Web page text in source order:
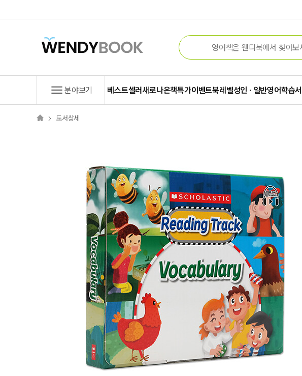
분야보기 베스트셀러새로나온책특가이벤트북레벨성인 · 일반영어학습서
도서상세